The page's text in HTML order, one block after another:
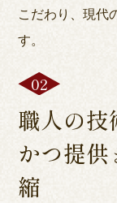
こだわり、現代
す。
職人の技
かつ提
縮